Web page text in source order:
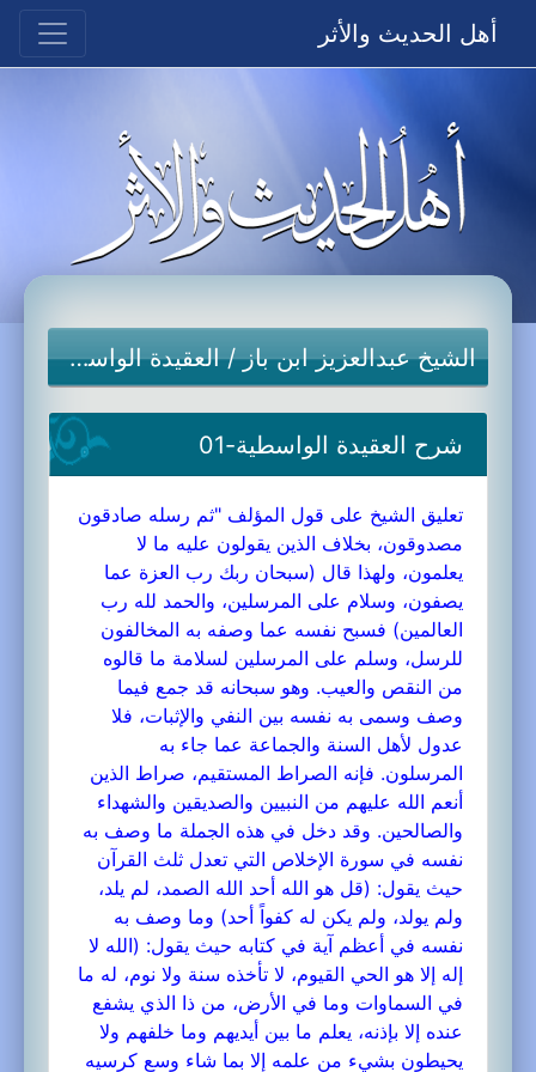
أهل الحديث والأثر
الشيخ عبدالعزيز ابن باز/العقيدة الواسطية
شرح العقيدة الواسطية-01
تعليق الشيخ على قول المؤلف "ثم رسله صادقون
مصدوقون، بخلاف الذين يقولون عليه ما لا
يعلمون، ولهذا قال (سبحان ربك رب العزة عما
يصفون، وسلام على المرسلين، والحمد لله رب
العالمين) فسبح نفسه عما وصفه به المخالفون
للرسل، وسلم على المرسلين لسلامة ما قالوه
من النقص والعيب. وهو سبحانه قد جمع فيما
وصف وسمى به نفسه بين النفي والإثبات، فلا
عدول لأهل السنة والجماعة عما جاء به
المرسلون. فإنه الصراط المستقيم، صراط الذين
أنعم الله عليهم من النبيين والصديقين والشهداء
والصالحين. وقد دخل في هذه الجملة ما وصف به
نفسه في سورة الإخلاص التي تعدل ثلث القرآن
حيث يقول: (قل هو الله أحد الله الصمد، لم يلد،
ولم يولد، ولم يكن له كفواً أحد) وما وصف به
نفسه في أعظم آية في كتابه حيث يقول: (الله لا
إله إلا هو الحي القيوم، لا تأخذه سنة ولا نوم، له ما
في السماوات وما في الأرض، من ذا الذي يشفع
عنده إلا بإذنه، يعلم ما بين أيديهم وما خلفهم ولا
يحيطون بشيء من علمه إلا بما شاء وسع كرسيه